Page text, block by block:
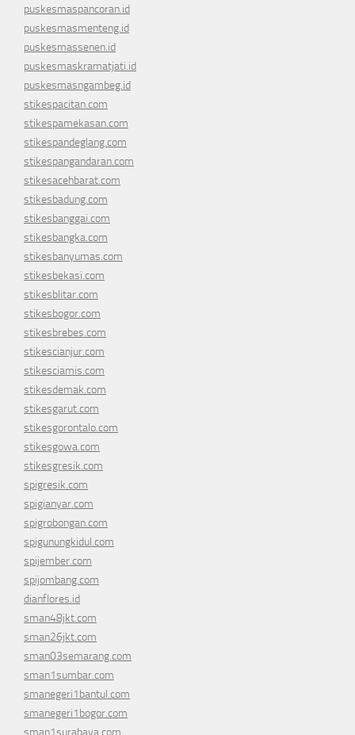
puskesmaspancoran.id
puskesmasmenteng.id
puskesmassenen.id
puskesmaskramatjati.id
puskesmasngambeg.id
stikespacitan.com
stikespamekasan.com
stikespandeglang.com
stikespangandaran.com
stikesacehbarat.com
stikesbadung.com
stikesbanggai.com
stikesbangka.com
stikesbanyumas.com
stikesbekasi.com
stikesblitar.com
stikesbogor.com
stikesbrebes.com
stikescianjur.com
stikesciamis.com
stikesdemak.com
stikesgarut.com
stikesgorontalo.com
stikesgowa.com
stikesgresik.com
spigresik.com
spigianyar.com
spigrobongan.com
spigunungkidul.com
spijember.com
spijombang.com
dianflores.id
sman48jkt.com
sman26jkt.com
sman03semarang.com
sman1sumbar.com
smanegeri1bantul.com
smanegeri1bogor.com
sman1surabaya.com